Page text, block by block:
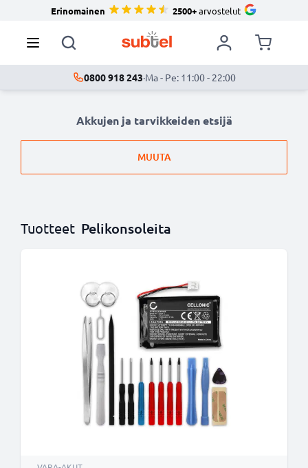
Erinomainen 2500+arvostelut
0800 918 243·Ma - Pe: 11:00 - 22:00
Akkujen ja tarvikkeiden etsijä
MUUTA
Tuotteet Pelikonsoleita